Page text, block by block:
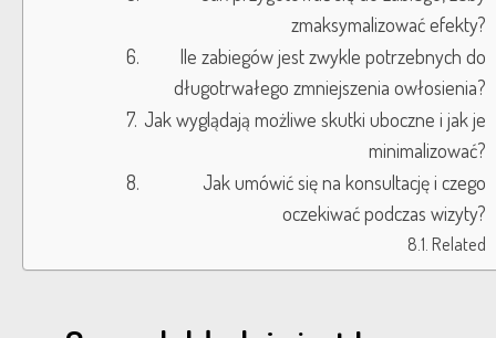
zmaksymalizować efekty?
Ile zabiegów jest zwykle potrzebnych do
długotrwałego zmniejszenia owłosienia?
Jak wyglądają możliwe skutki uboczne i jak je
minimalizować?
Jak umówić się na konsultację i czego
oczekiwać podczas wizyty?
Related